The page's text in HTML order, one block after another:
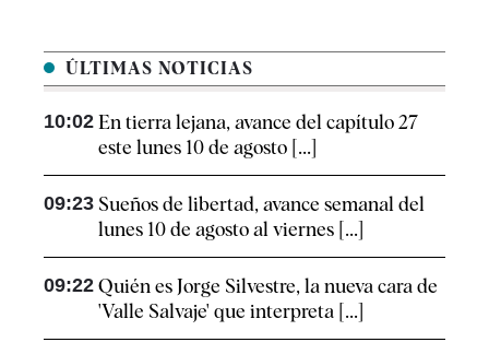
ÚLTIMAS NOTICIAS
10:02 En tierra lejana, avance del capítulo 27
este lunes 10 de agosto [...]
09:23 Sueños de libertad, avance semanal del
lunes 10 de agosto al viernes [...]
09:22 Quién es Jorge Silvestre, la nueva cara de
'Valle Salvaje' que interpreta [...]